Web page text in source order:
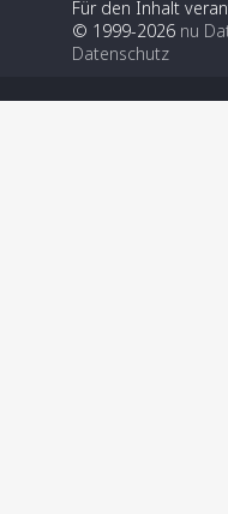
Für den Inhalt
© 1999-2026 nu
Datenschutz